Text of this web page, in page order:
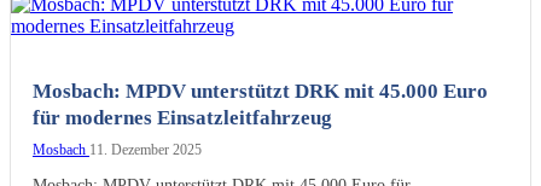
Mosbach: MPDV unterstützt DRK mit 45.000 Euro
für modernes Einsatzleitfahrzeug
Mosbach 11. Dezember 2025